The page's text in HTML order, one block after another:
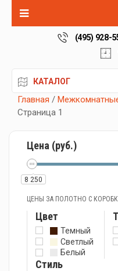
(495) 928-
КАТАЛОГ
Главная /
Страница 1
Цена (руб.)
8 250
ЦЕНЫ ЗА ПОЛОТНО С
Цвет
Темный
Светлый
Белый
Стиль